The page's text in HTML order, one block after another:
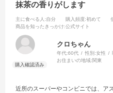
抹茶の香りがします
主に食べる人 :自分 購入頻度:初めて
商品を知ったきっかけ:公式サイト
クロちゃん
年代:60代 性別:女性
お住まいの地域:関東
近所のスーパーやコンビニでは、ア